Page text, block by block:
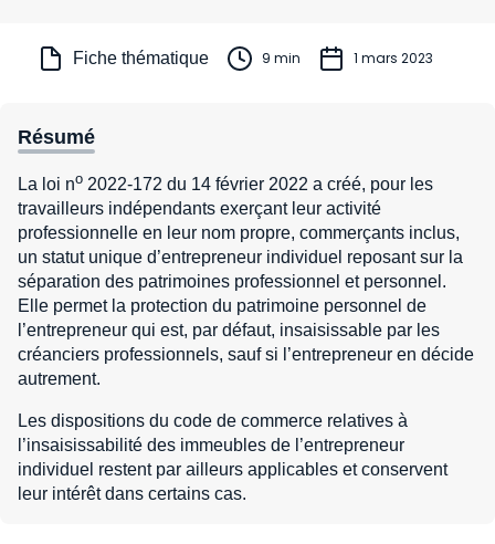
Fiche thématique 9 min 1 mars 2023
Résumé
La loi no 2022-172 du 14 février 2022 a créé, pour les
travailleurs indépendants exerçant leur activité
professionnelle en leur nom propre, commerçants inclus,
un statut unique d’entrepreneur individuel reposant sur la
séparation des patrimoines professionnel et personnel.
Elle permet la protection du patrimoine personnel de
l’entrepreneur qui est, par défaut, insaisissable par les
créanciers professionnels, sauf si l’entrepreneur en décide
autrement.
Les dispositions du code de commerce relatives à
l’insaisissabilité des immeubles de l’entrepreneur
individuel restent par ailleurs applicables et conservent
leur intérêt dans certains cas.